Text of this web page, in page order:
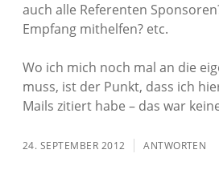
auch alle Referenten
Empfang mithelfen? etc.
Wo ich mich noch mal an die
muss, ist der Punkt, dass ich
Mails zitiert habe – das war
24. SEPTEMBER 2012 ANTWORTEN